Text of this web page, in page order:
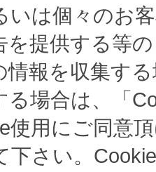
いは個々のお
を提供する等
情報を収集す
る場合は、「
使用にご同意
下さい。